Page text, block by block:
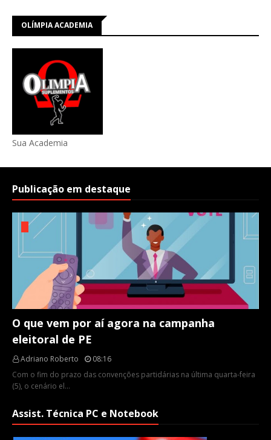
OLÍMPIA ACADEMIA
Sua Academia
Publicação em destaque
O que vem por aí agora na campanha
eleitoral de PE
Adriano Roberto
08:16
Com o fim do prazo das convenções partidárias na última quarta-feira
(5), o cenário el…
Assist. Técnica PC e Notebook